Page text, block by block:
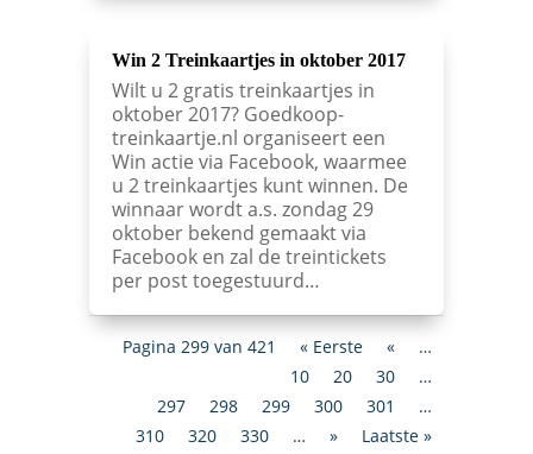
Win 2 Treinkaartjes in oktober 2017
Wilt u 2 gratis treinkaartjes in
oktober 2017? Goedkoop-
treinkaartje.nl organiseert een
Win actie via Facebook, waarmee
u 2 treinkaartjes kunt winnen. De
winnaar wordt a.s. zondag 29
oktober bekend gemaakt via
Facebook en zal de treintickets
per post toegestuurd…
Pagina 299 van 421 « Eerste «
…
10
20 30
…
297
298 299 300 301
…
310
320 330 … » Laatste »